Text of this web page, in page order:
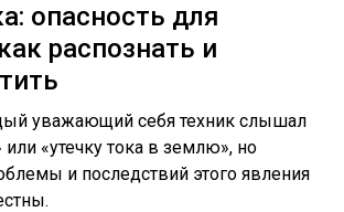
опасность для
распознать и
уважающий себя техник слышал
или «утечку тока в землю», но
и последствий этого явления